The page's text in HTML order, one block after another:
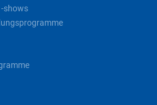
shows